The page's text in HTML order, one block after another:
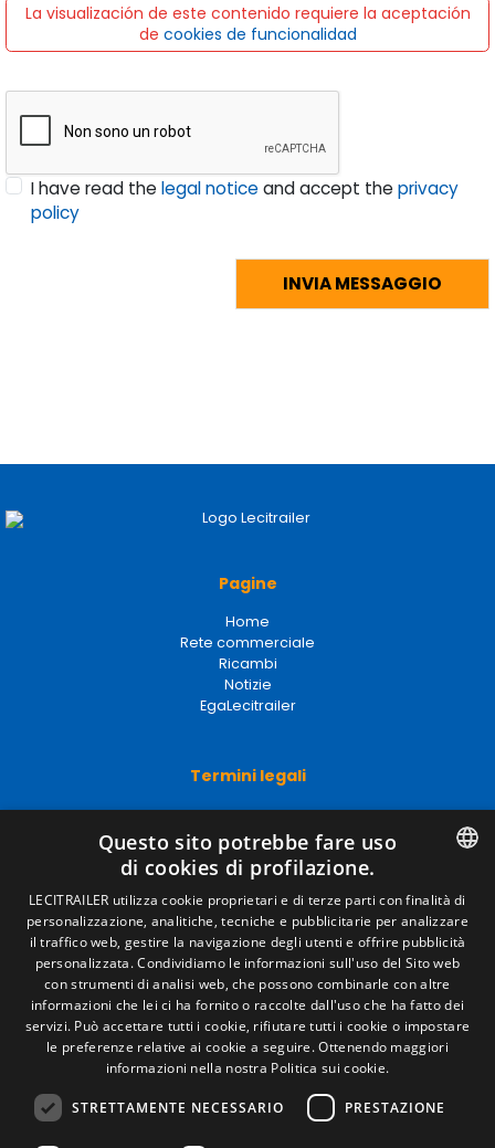
La visualización de este contenido requiere la aceptación
de cookies de funcionalidad
I have read thelegal noticeand accept theprivacy
policy
Pagine
Home
Rete commerciale
Ricambi
Notizie
EgaLecitrailer
Termini legali
Avviso legale
Politiche sulla privacy
Politica sui cookie
Condizioni generali di vendita
Gestire i cookie
Contatto
Camino de los Huertos, S/N. Apdo 100 .
50620 - Casetas (Zaragoza) Spagna
+(34) 976 462 121
SPANISH
ENGLISH
ITALIAN
PORTUGUESE
Questo sito potrebbe fare uso
di cookies di profilazione.
LECITRAILER utilizza cookie proprietari e di terze parti con finalità di
personalizzazione, analitiche, tecniche e pubblicitarie per analizzare
il traffico web, gestire la navigazione degli utenti e offrire pubblicità
personalizzata. Condividiamo le informazioni sull'uso del Sito web
con strumenti di analisi web, che possono combinarle con altre
informazioni che lei ci ha fornito o raccolte dall'uso che ha fatto dei
servizi. Può accettare tutti i cookie, rifiutare tutti i cookie o impostare
le preferenze relative ai cookie a seguire. Ottenendo maggiori
informazioni nella nostra Politica sui cookie.
STRETTAMENTE NECESSARIO PRESTAZIONE